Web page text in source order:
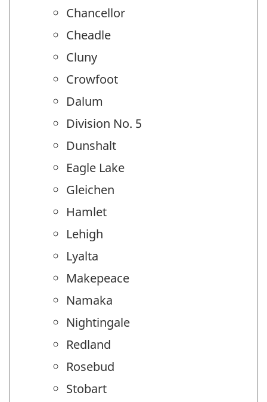
Chancellor
Cheadle
Cluny
Crowfoot
Dalum
Division No. 5
Dunshalt
Eagle Lake
Gleichen
Hamlet
Lehigh
Lyalta
Makepeace
Namaka
Nightingale
Redland
Rosebud
Stobart